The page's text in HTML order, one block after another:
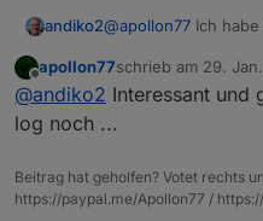
andiko2@apollon77 Ich
und IoBroker ohne
getestet ohne
mich dazu
deinstallieren. Dann
Offline
apollon77schrieb am 29.
zuletzt editiert von
@andiko2 Interessant und
log noch ...
Beitrag hat geholfen? Votet rechts
https://paypal.me/Apollon77 /